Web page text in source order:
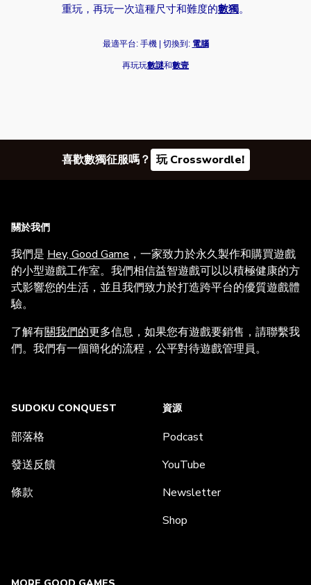
重玩，再玩一次這種尺寸和難度的數獨。
最適平台: 手機 | 切換到: 電腦
再玩玩數謎和數壹
喜歡數獨征服嗎？ 玩 Crosswordle!
關於我們
我們是 Hey, Good Game ，一家致力於永久製作和購買遊戲
的小型遊戲工作室。我們相信益智遊戲可以以積極健康的方
式影響您的生活，並且我們致力於打造跨平台的優質遊戲體
驗。
了解有關我們的更多信息，如果您有遊戲要銷售，請聯繫我
們。我們有一個簡化的流程，公平對待遊戲管理員。
SUDOKU CONQUEST
部落格
發送反饋
條款
資源
Podcast
YouTube
Newsletter
Shop